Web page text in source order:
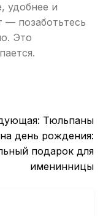
удобнее и
— позаботьтесь
Это
Тюльпаны
на день рождения:
подарок для
именинницы